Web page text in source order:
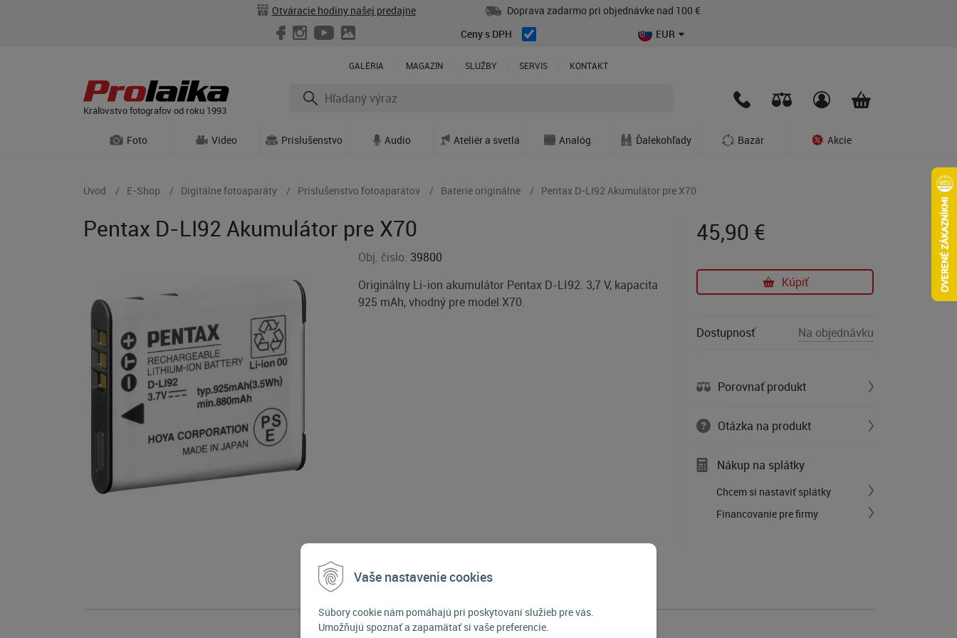
Vaše nastavenie cookies
Súbory cookie nám pomáhajú pri poskytovaní služieb pre vás.
Umožňujú spoznať a zapamätať si vaše preferencie.
Otváracie hodiny našej predajne
Doprava zadarmo pri objednávke nad 100 €
Ceny s DPH
EUR
GALÉRIA MAGAZÍN SLUŽBY SERVIS KONTAKT
Kráľovstvo fotografov od roku 1993
Foto Video Príslušenstvo Audio Ateliér a svetlá Analóg Ďalekohľady Bazár Akcie
Úvod E-Shop Digitálne fotoaparáty Príslušenstvo fotoaparátov Batérie originálne Pentax D-LI92 Akumulátor pre X70
Pentax D-LI92 Akumulátor pre X70
Obj. čislo: 39800
Originálny Li-ion akumulátor Pentax D-LI92. 3,7 V, kapacita
925 mAh, vhodný pre model X70.
45,90 €
Kúpiť
Dostupnosť Na objednávku
Porovnať produkt
Otázka na produkt
Nákup na splátky
Chcem si nastaviť splátky
Financovanie pre firmy